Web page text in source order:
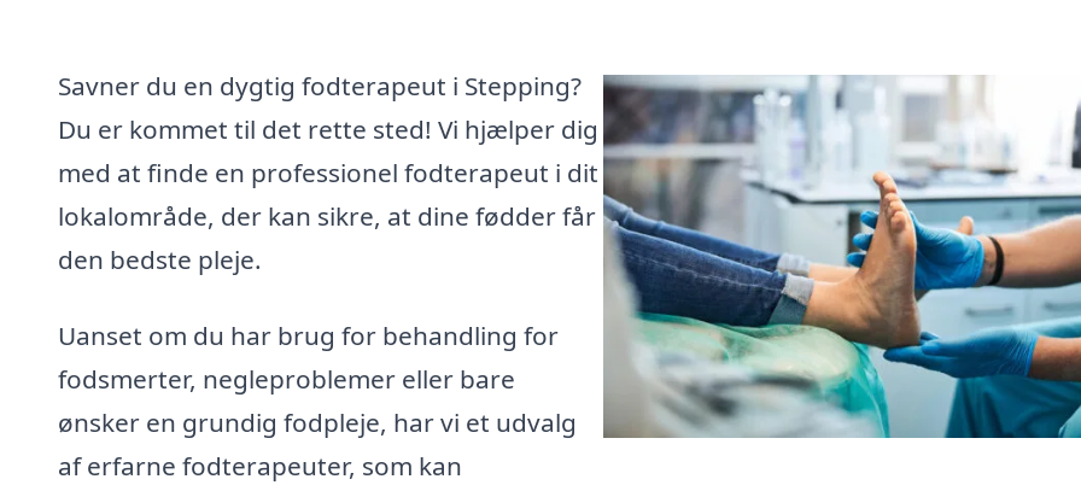
Savner du en dygtig fodterapeut i Stepping?
Du er kommet til det rette sted! Vi hjælper dig
med at finde en professionel fodterapeut i dit
lokalområde, der kan sikre, at dine fødder får
den bedste pleje.
Uanset om du har brug for behandling for
fodsmerter, negleproblemer eller bare
ønsker en grundig fodpleje, har vi et udvalg
af erfarne fodterapeuter, som kan